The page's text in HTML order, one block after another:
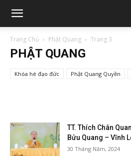
Trang Chủ Phật Quang Trang 3
PHẬT QUANG
Khóa hè đạo đức Phật Quang Quyền
TT. Thích Chân
Bửu Quang – Vĩnh
30 Tháng Năm, 2024